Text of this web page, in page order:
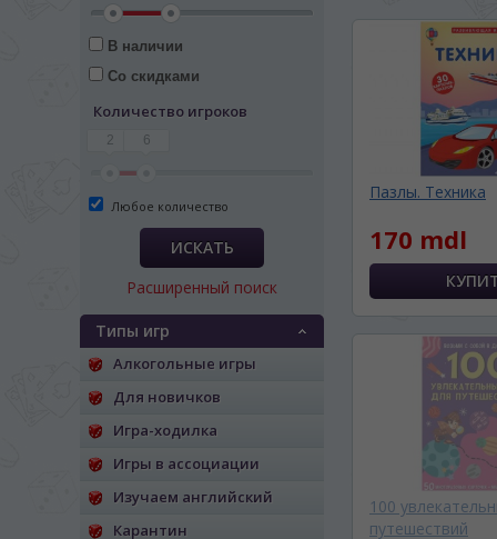
В наличии
Со скидками
Количество игроков
2 6
Любое количество
ИСКАТЬ
Расширенный поиск
Типы игр
Алкогольные игры
Для новичков
Игра-ходилка
Игры в ассоциации
Изучаем английский
Карантин
Пазлы. Техника
170 mdl
100
путешествий
ЯЗЫК САЙТА /
На каком языке Вы
În ce limbă ați dori să